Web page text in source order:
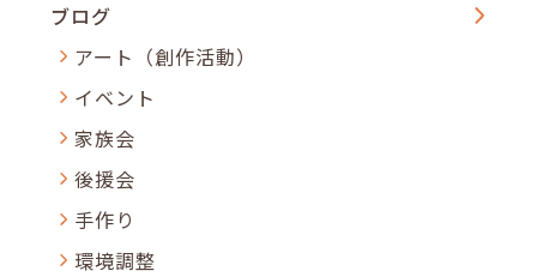
ブログ
アート（創作活動）
イベント
家族会
後援会
手作り
環境調整